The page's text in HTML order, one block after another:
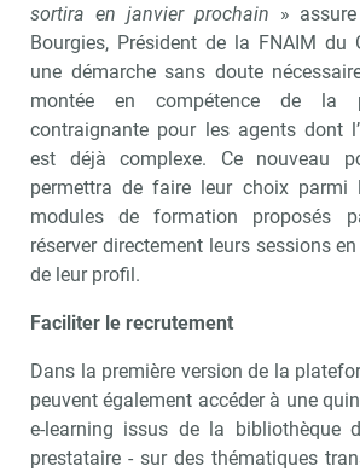
sortira en janvier prochain »
Bourgies, Président de la FNAIM du
une démarche sans doute
montée en compétence de la
contraignante pour les agents dont
est déjà complexe. Ce nouveau
permettra de faire leur choix parmi
modules de formation proposés
réserver directement leurs sessions
de leur profil.
Faciliter le recrutement
Dans la première version de la
peuvent également accéder à une
e-learning issus de la bibliothèque
prestataire - sur des thématiques